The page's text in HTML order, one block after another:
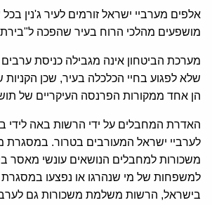
אלפים מערביי ישראל זורמים לעיר ג'נין
מושפעים מהלכי הרוח בעיר שהפכה
מערכת הביטחון אינה מגבילה כניסת ערבים
שלא לפגוע בחיי הכלכלה בעיר, שכן
הן אחד ממקורות הפרנסה העיקריים של
האדרת המחבלים על ידי הרשות באה לידי
לערביי ישראל המעורבים בטרור. במסגרת
משכורות למחבלים הנושאים עונשי מאסר
למשפחות של מי שנהרגו או נפצעו
בישראל, הרשות משלמת משכורות גם